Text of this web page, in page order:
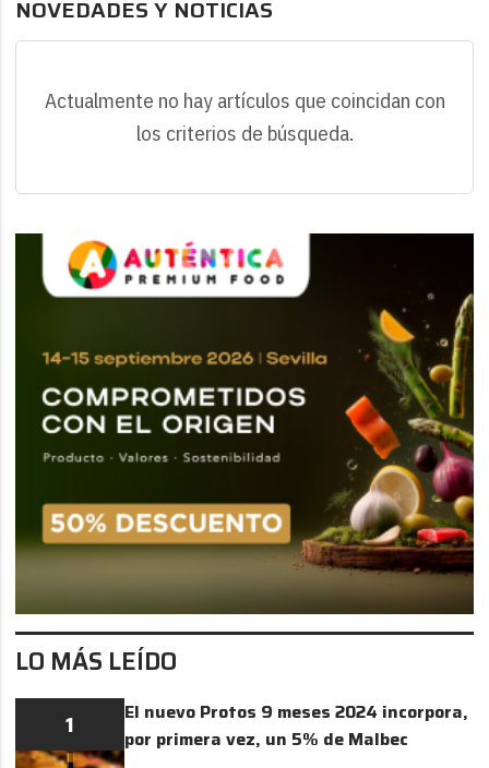
NOVEDADES Y NOTICIAS
Actualmente no hay artículos que coincidan con
los criterios de búsqueda.
LO MÁS LEÍDO
1
El nuevo Protos 9 meses 2024 incorpora,
por primera vez, un 5% de Malbec